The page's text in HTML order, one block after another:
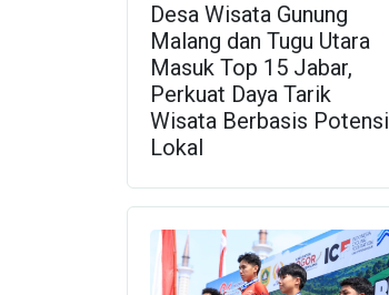
Desa Wisata Gunung
Malang dan Tugu Utara
Masuk Top 15 Jabar,
Perkuat Daya Tarik
Wisata Berbasis Potensi
Lokal